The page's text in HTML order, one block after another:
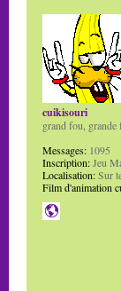
cuikisouri
grand fou, grande
Messages: 1095
Inscription:Jeu
Localisation:Sur
Film d'animation